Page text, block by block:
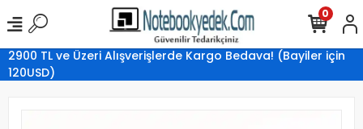
2900 TL ve Üzeri Alışverişlerde Kargo Bedava! (Bayiler için
120USD)
0